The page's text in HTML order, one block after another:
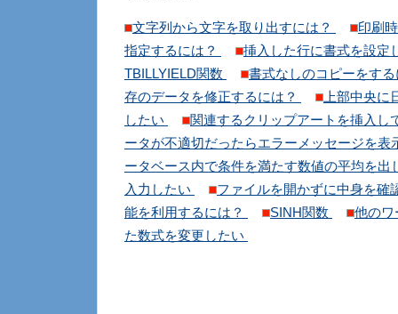
文字列から文字を取り出すには？
印刷
指定するには？
挿入した行に書式を設定
TBILLYIELD関数
書式なしのコピーをす
存のデータを修正するには？
上部中央
したい
関連するクリップアートを挿入し
ータが不適切だったらエラーメッセージを
ータベース内で条件を満たす数値の平均を出
入力したい
ファイルを開かずに中身を確
能を利用するには？
SINH関数
他のワ
た数式を変更したい